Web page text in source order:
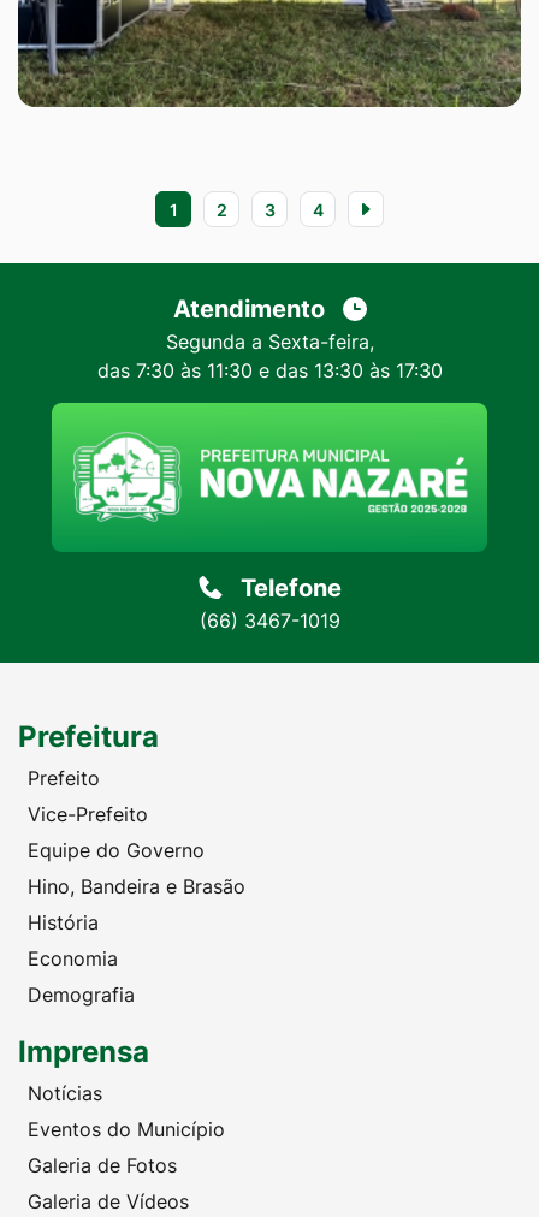
1 2 3 4
Atendimento
Segunda a Sexta-feira,
das 7:30 às 11:30 e das 13:30 às 17:30
Telefone
(66) 3467-1019
Prefeitura
Prefeito
Vice-Prefeito
Equipe do Governo
Hino, Bandeira e Brasão
História
Economia
Demografia
Imprensa
Notícias
Eventos do Município
Galeria de Fotos
Galeria de Vídeos